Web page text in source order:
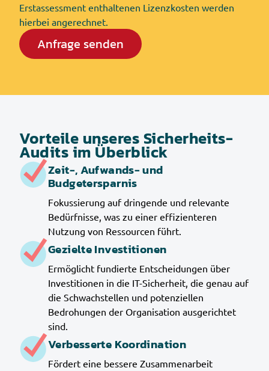
Erstassessment enthaltenen Lizenzkosten werden
hierbei angerechnet.
Anfrage senden
Vorteile unseres Sicherheits-
Audits im Überblick
Zeit-, Aufwands- und
Budgetersparnis
Fokussierung auf dringende und relevante
Bedürfnisse, was zu einer effizienteren
Nutzung von Ressourcen führt.
Gezielte Investitionen
Ermöglicht fundierte Entscheidungen über
Investitionen in die IT-Sicherheit, die genau auf
die Schwachstellen und potenziellen
Bedrohungen der Organisation ausgerichtet
sind.
Verbesserte Koordination
Fördert eine bessere Zusammenarbeit